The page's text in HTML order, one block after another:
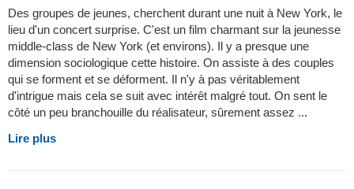
Des groupes de jeunes, cherchent durant une nuit à New York, le
lieu d'un concert surprise. C'est un film charmant sur la jeunesse
middle-class de New York (et environs). Il y a presque une
dimension sociologique cette histoire. On assiste à des couples
qui se forment et se déforment. Il n'y à pas véritablement
d'intrigue mais cela se suit avec intérêt malgré tout. On sent le
côté un peu branchouille du réalisateur, sûrement assez ...
Lire plus